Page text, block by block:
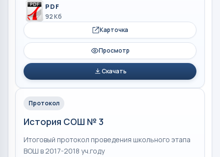
PDF
92 Кб
Карточка
Просмотр
Скачать
Протокол
История СОШ № 3
Итоговый протокол проведения школьного этапа
ВОШ в 2017-2018 уч.году